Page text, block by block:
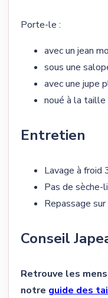
Porte-le :
avec un jean
sous une
avec une jupe
noué à la
Entretien
Lavage à froid
Pas de sèche-
Repassage
Conseil
Retrouve les
notre guide des